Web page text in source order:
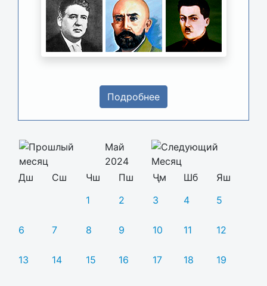
Подробнее
Май
2024
Дш
Сш Чш Пш Ҷм Шб
Яш
1
2 3 4 5
6 7 8 9 10 11 12
13 14 15 16 17 18 19